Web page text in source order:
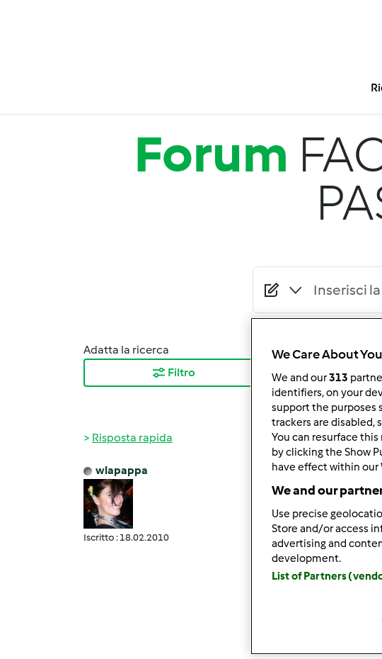
Forum
Adatta la ricerca
Filtro
Ordina per:
I risultati più
Risposta rapida
wlapappa
Iscritto : 18.02.2010
lully wrote:
buongiorno
dato alla mia
prima lievitazione
stesura e
We Care About
We and our313
identifiers, on your
support the purposes
trackers are disabled,
You can resurface
by clicking the Show
have effect within our
We and our
Use precise
Store and/or access
advertising and
development.
List of Partners